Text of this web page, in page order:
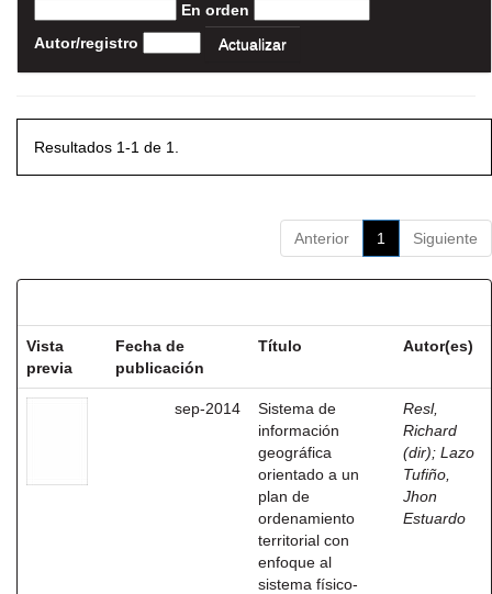
En orden
Autor/registro
Resultados 1-1 de 1.
Anterior 1 Siguiente
Vista
previa
Fecha de
publicación
Título Autor(es)
sep-2014
Sistema de
información
geográfica
orientado a un
plan de
ordenamiento
territorial con
enfoque al
sistema físico-
Resl,
Richard
(dir); Lazo
Tufiño,
Jhon
Estuardo